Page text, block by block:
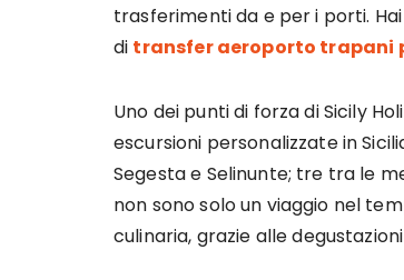
trasferimenti da e per i porti.
di transfer aeroporto trapani
Uno dei punti di forza di Sicily
escursioni personalizzate in
Segesta e Selinunte; tre tra le
non sono solo un viaggio nel
culinaria, grazie alle